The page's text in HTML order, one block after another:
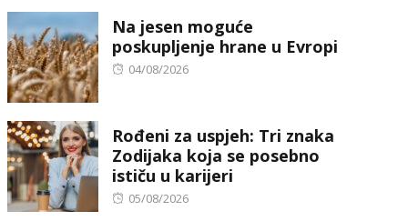
Na jesen moguće
poskupljenje hrane u Evropi
Posted
04/08/2026
Rođeni za uspjeh: Tri znaka
Zodijaka koja se posebno
ističu u karijeri
Posted
05/08/2026